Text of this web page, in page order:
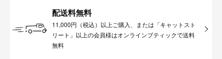
配送料無料
11,000円（税込）以上ご購入、または「キャットスト
リート」以上の会員様はオンラインブティックで送料
無料